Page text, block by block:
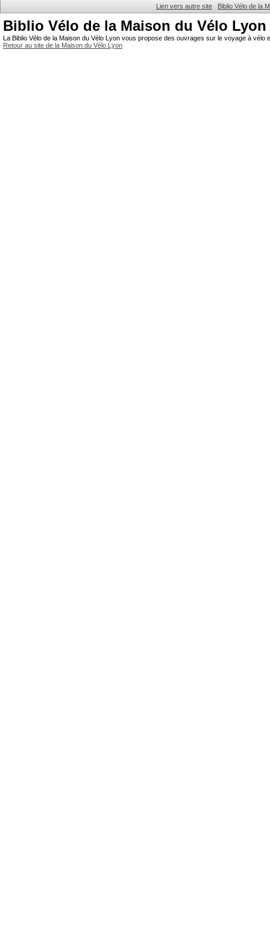
Lien vers autre site Biblio Vélo de la
Biblio Vélo de la Maison du Vélo Lyon
La Biblio Vélo de la Maison du Vélo Lyon vous propose des ouvrages sur le voyage à
Retour au site de la Maison du Vélo Lyon